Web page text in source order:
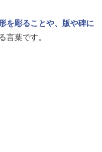
形を彫ることや、版や碑に
言葉です。